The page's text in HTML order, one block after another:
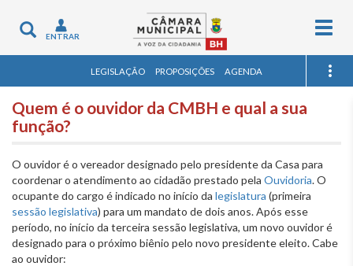
Toggle
navigation
ENTRAR
LEGISLAÇÃO PROPOSIÇÕES AGENDA
Quem é o ouvidor da CMBH e qual a sua
função?
O ouvidor é o vereador designado pelo presidente da Casa para
coordenar o atendimento ao cidadão prestado pela Ouvidoria. O
ocupante do cargo é indicado no início da legislatura (primeira
sessão legislativa) para um mandato de dois anos. Após esse
período, no início da terceira sessão legislativa, um novo ouvidor é
designado para o próximo biênio pelo novo presidente eleito. Cabe
ao ouvidor: